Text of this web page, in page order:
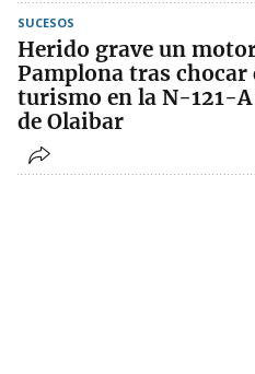
SUCESOS
Herido grave un
Pamplona tras
turismo en la N-121-
de Olaibar